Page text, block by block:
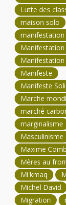
Lutte des
maison solo
Manifestation
Manifeste
Manifeste
Marche
marché
marginalisme
Masculinisme
Maxime
Mères au
Mi'kmaq
Michel David
Migration